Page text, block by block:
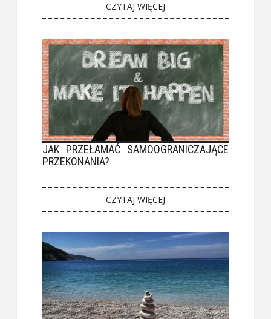
CZYTAJ WIĘCEJ
JAK PRZEŁAMAĆ SAMOOGRANICZAJĄCE
PRZEKONANIA?
CZYTAJ WIĘCEJ